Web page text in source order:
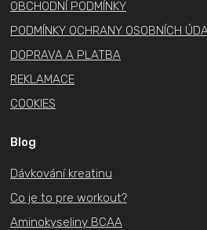
OBCHODNÍ PODMÍNKY
PODMÍNKY OCHRANY OSOBNÍCH
DOPRAVA A PLATBA
REKLAMACE
COOKIES
Blog
Dávkování kreatinu
Co je to pre workout?
Aminokyseliny BCAA